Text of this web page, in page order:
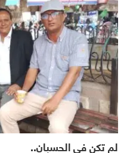
لم تكن في الحسبان..